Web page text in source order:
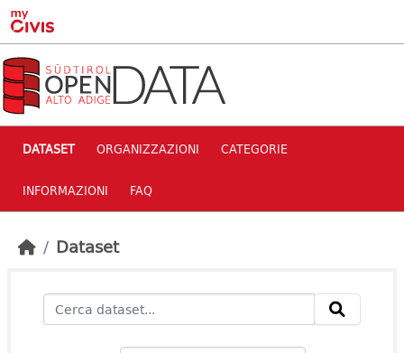
Skip to main content
DATASET ORGANIZZAZIONI CATEGORIE
INFORMAZIONI FAQ
Dataset